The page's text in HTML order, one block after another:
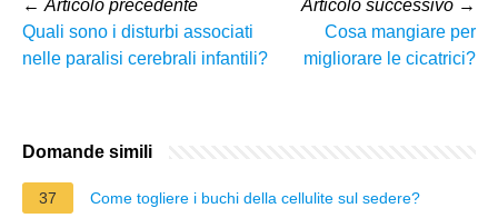
← Articolo precedente
Quali sono i disturbi associati
nelle paralisi cerebrali infantili?
Articolo successivo →
Cosa mangiare per
migliorare le cicatrici?
Domande simili
37 Come togliere i buchi della cellulite sul sedere?